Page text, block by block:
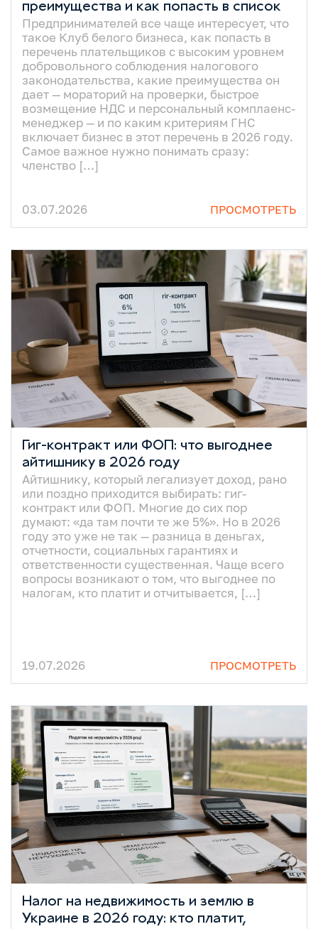
преимущества и как попасть в список
Предпринимателей все чаще интересует, что
такое Клуб белого бизнеса, как попасть в
перечень плательщиков с высоким уровнем
добровольного соблюдения налогового
законодательства, какие преимущества он
дает — мораторий на проверки, быстрое
возмещение НДС и персональный комплаенс-
менеджер — и по каким критериям ГНС
включает бизнес в этот перечень в 2026 году.
Самое важное нужно понимать сразу:
членство […]
03.07.2026 ПРОСМОТРЕТЬ
Гиг-контракт или ФОП: что выгоднее
айтишнику в 2026 году
Айтишнику, который легализует доход, рано
или поздно приходится выбирать: гиг-
контракт или ФОП. Многие до сих пор
думают: «да там почти те же 5%». Но в 2026
году это уже не так — разница в деньгах,
отчетности, социальных гарантиях и
ответственности существенная. Чаще всего
вопросы возникают о том, что выгоднее по
налогам, кто платит и отчитывается, […]
19.07.2026 ПРОСМОТРЕТЬ
Налог на недвижимость и землю в
Украине в 2026 году: кто платит,